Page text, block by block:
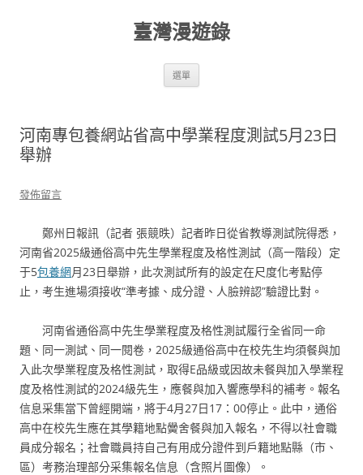
臺灣漫遊錄
選單
河南專包養網站省高中學業程度測試5月23日
舉辦
發佈留言
鄭州日報訊（記者 張競昳）記者昨日從省教導測試院得悉，
河南省2025級通俗高中先生學業程度及格性測試（高一階段）定
于5包養網月23日舉辦，此次測試所有的設定在尺度化考點停
止，考生進場須接收“準考據、成分證、人臉辨認”驗證比對。
河南省通俗高中先生學業程度及格性測試履行全省同一命
題、同一測試、同一閱卷，2025級通俗高中在校先生均須餐與加
入此次學業程度及格性測試，取得E品級或因故未餐與加入學業程
度及格性測試的2024級先生，應餐與加入響應學科的補考。報名
信息采集當下曾經開端，將于4月27日17：00停止。此中，通俗
高中在校先生應在其學籍地點黌舍餐與加入報名，不得以社會職
員成分報名；社會職員持自己有用成分證件到戶籍地點縣（市、
區）考務治理部分采集報名信息（含照片圖像）。